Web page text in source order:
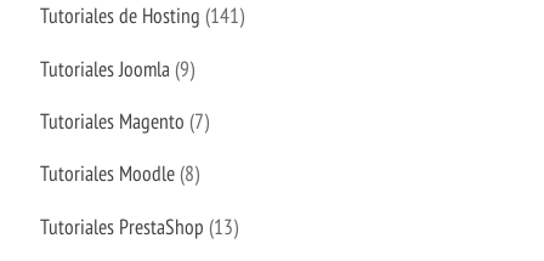
Tutoriales de Hosting (141)
Tutoriales Joomla (9)
Tutoriales Magento (7)
Tutoriales Moodle (8)
Tutoriales PrestaShop (13)